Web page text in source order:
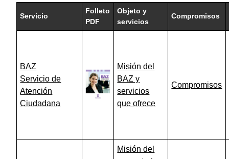
Servicio
Folleto
PDF
Objeto y
servicios
Compromisos
BAZ
Servicio de
Atención
Ciudadana
Misión del
BAZ y
servicios
que ofrece
Compromisos
Misión del